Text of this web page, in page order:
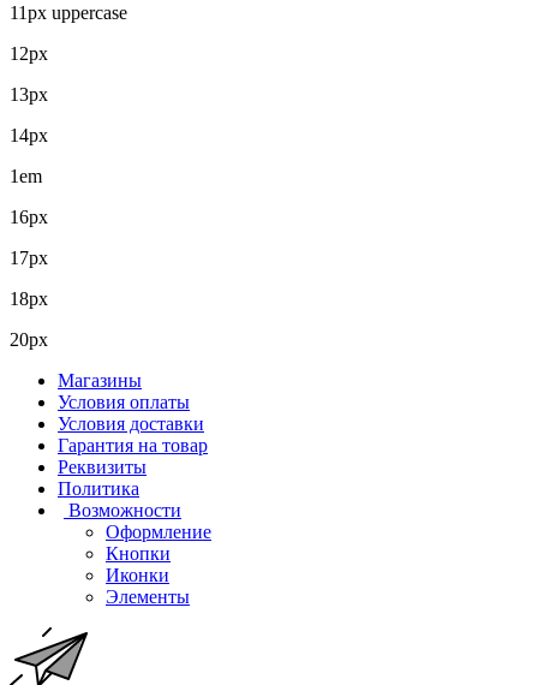
11px uppercase
12px
13px
14px
1em
16px
17px
18px
20px
Магазины
Условия оплаты
Условия доставки
Гарантия на товар
Реквизиты
Политика
Возможности
Оформление
Кнопки
Иконки
Элементы